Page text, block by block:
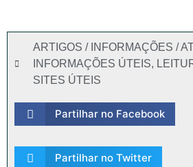
ARTIGOS / INFORMAÇÕES /
INFORMAÇÕES ÚTEIS,
SITES ÚTEIS
Partilhar no Facebook
Partilhar no Twitter